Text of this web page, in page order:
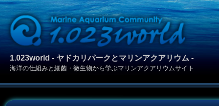
1.023world - ヤドカリパークとマリンアクアリウム -
海洋の仕組みと細菌・微生物から学ぶマリンアクアリウムサイト